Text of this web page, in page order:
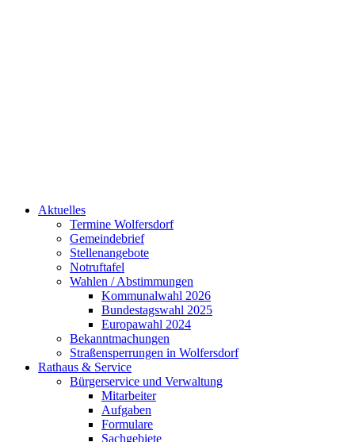
Aktuelles
Termine Wolfersdorf
Gemeindebrief
Stellenangebote
Notruftafel
Wahlen / Abstimmungen
Kommunalwahl 2026
Bundestagswahl 2025
Europawahl 2024
Bekanntmachungen
Straßensperrungen in Wolfersdorf
Rathaus & Service
Bürgerservice und Verwaltung
Mitarbeiter
Aufgaben
Formulare
Sachgebiete